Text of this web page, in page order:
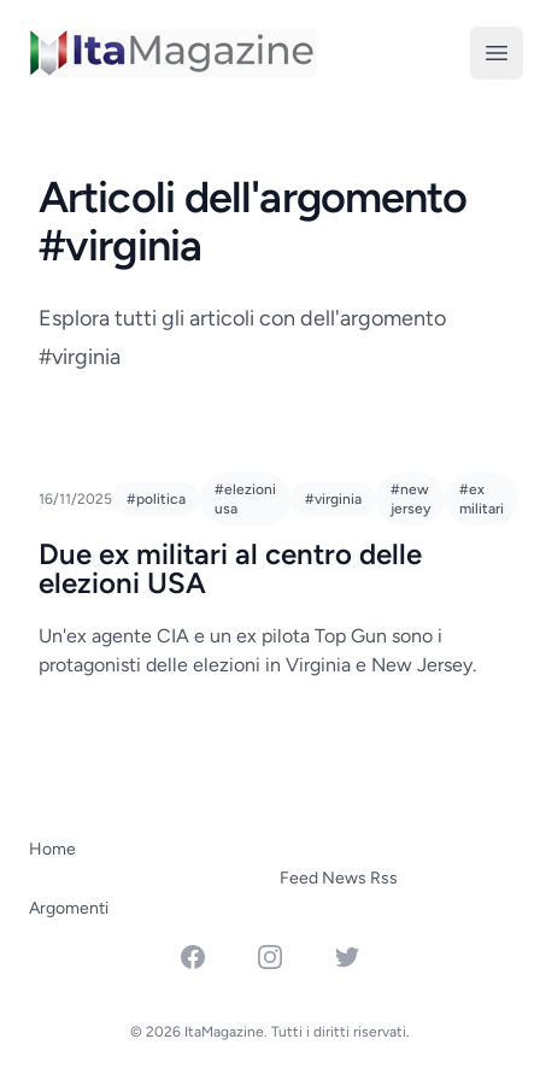
ItaMagazine
Articoli dell'argomento
#virginia
Esplora tutti gli articoli con dell'argomento
#virginia
16/11/2025 #politica
#elezioni
usa
#virginia
#new
jersey
#ex
militari
Due ex militari al centro delle
elezioni USA
Un'ex agente CIA e un ex pilota Top Gun sono i
protagonisti delle elezioni in Virginia e New Jersey.
Home
Argomenti
Feed News Rss
FacebookInstagramTwitter
© 2026 ItaMagazine. Tutti i diritti riservati.